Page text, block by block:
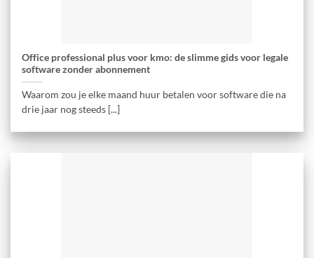
Office professional plus voor kmo: de slimme gids voor legale
software zonder abonnement
Waarom zou je elke maand huur betalen voor software die na
drie jaar nog steeds [...]